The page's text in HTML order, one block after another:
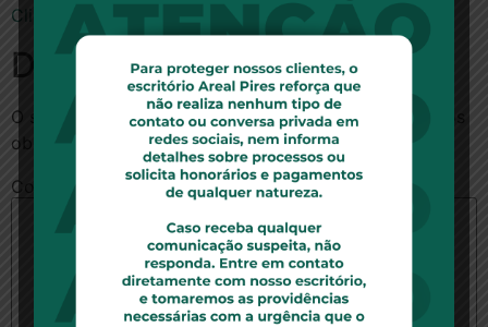
Clique para ler a notícia no site do STJ
Deixe um comentário
O seu endereço de e-mail não será publicado.
obrigatórios são marcados com *
Comentário